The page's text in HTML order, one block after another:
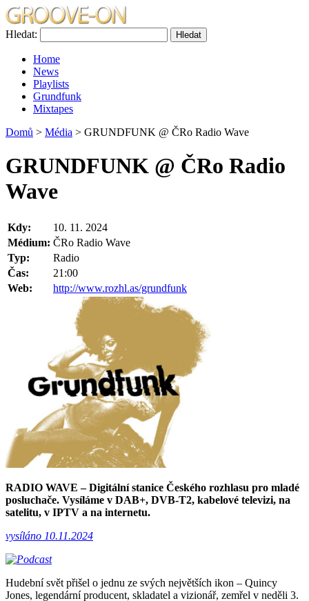
Hledat:
Home
News
Playlists
Grundfunk
Mixtapes
Domů > Média > GRUNDFUNK @ ČRo Radio Wave
GRUNDFUNK @ ČRo Radio
Wave
Kdy:
10. 11. 2024
Médium: ČRo Radio Wave
Typ:
Radio
Čas:
21:00
Web:
http://www.rozhl.as/grundfunk
RADIO WAVE – Digitální stanice Českého rozhlasu pro mladé
posluchače. Vysíláme v DAB+, DVB-T2, kabelové televizi, na
satelitu, v IPTV a na internetu.
vysíláno 10.11.2024
Hudební svět přišel o jednu ze svých největších ikon – Quincy
Jones, legendární producent, skladatel a vizionář, zemřel v neděli 3.